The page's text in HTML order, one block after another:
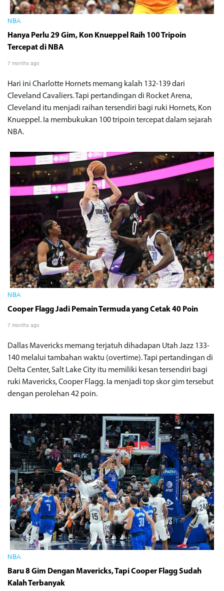
NBA
Hanya Perlu 29 Gim, Kon Knueppel Raih 100 Tripoin
Tercepat di NBA
7 months ago
Hari ini Charlotte Hornets memang kalah 132-139 dari
Cleveland Cavaliers. Tapi pertandingan di Rocket Arena,
Cleveland itu menjadi raihan tersendiri bagi ruki Hornets, Kon
Knueppel. Ia membukukan 100 tripoin tercepat dalam sejarah
NBA.
NBA
Cooper Flagg Jadi Pemain Termuda yang Cetak 40 Poin
7 months ago
Dallas Mavericks memang terjatuh dihadapan Utah Jazz 133-
140 melalui tambahan waktu (overtime). Tapi pertandingan di
Delta Center, Salt Lake City itu memiliki kesan tersendiri bagi
ruki Mavericks, Cooper Flagg. Ia menjadi top skor gim tersebut
dengan perolehan 42 poin.
NBA
Baru 8 Gim Dengan Mavericks, Tapi Cooper Flagg Sudah
Kalah Terbanyak